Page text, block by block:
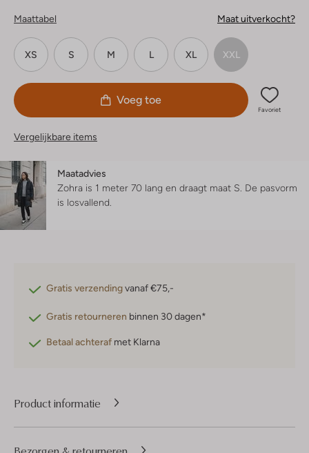
Maattabel Maat uitverkocht?
XS S M L XL XXL
Voeg toe
Favoriet
Vergelijkbare items
Maatadvies
Zohra is 1 meter 70 lang en draagt maat S. De pasvorm
is losvallend
Gratis verzendingvanaf €75,-
Gratis retourneren binnen 30 dagen*
Betaal achteraf met Klarna
Product informatie